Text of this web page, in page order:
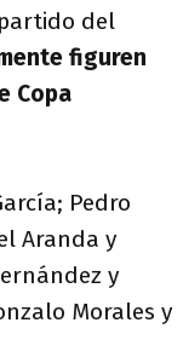
del
figuren
Copa
Pedro
Aranda y
y
Morales y